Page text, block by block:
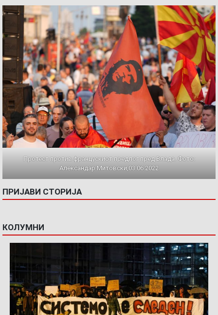
Протест против францускиот предлог пред Влада. Фото:
Александар Митовски,03.06.2022
ПРИЈАВИ СТОРИЈА
КОЛУМНИ